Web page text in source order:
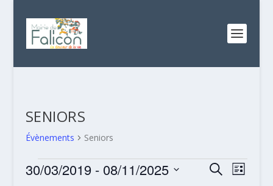
SENIORS
Évènements Seniors
ÉVÈNEMENTS RECHERCHE
LISTE
30/03/2019 - 08/11/2025